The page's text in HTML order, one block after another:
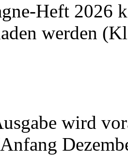
Heft 2026
werden
wird